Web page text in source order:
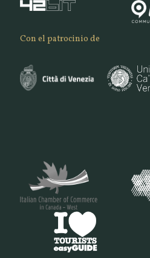
Con el patrocinio de